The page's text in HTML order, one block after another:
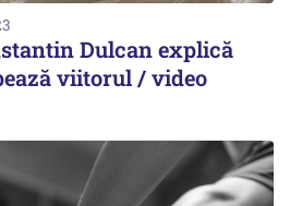
Dulcan explică
viitorul / video